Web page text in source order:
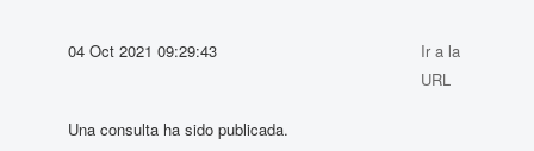
04 Oct 2021 09:29:43
Ir a la
URL
Una consulta ha sido publicada.